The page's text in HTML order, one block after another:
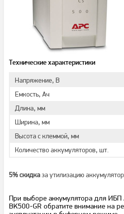
Технические характеристики
Напряжение, В
Емкость, Ач
Длина, мм
Ширина, мм
Высота с клеммой, мм
Количество аккумуляторов, шт.
5% скидказа утилизацию
При выборе аккумулятора для ИБП
BK500-GR обратите внимание на